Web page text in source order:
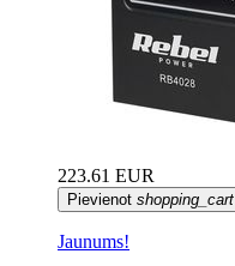
223.61 EUR
Pievienot shopping_cart
Jaunums!